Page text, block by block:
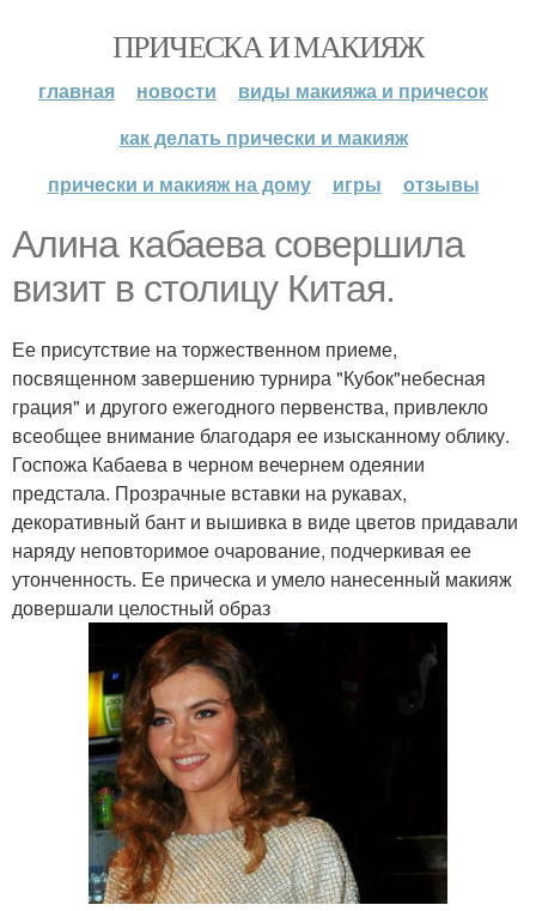
ПРИЧЕСКА И МАКИЯЖ
главная новости
виды макияжа и причесок
как делать прически и макияж
прически и макияж на дому
игры отзывы
Алина кабаева совершила
визит в столицу Китая.
Ее присутствие на торжественном приеме,
посвященном завершению турнира "Кубок"небесная
грация" и другого ежегодного первенства, привлекло
всеобщее внимание благодаря ее изысканному облику.
Госпожа Кабаева в черном вечернем одеянии
предстала. Прозрачные вставки на рукавах,
декоративный бант и вышивка в виде цветов придавали
наряду неповторимое очарование, подчеркивая ее
утонченность. Ее прическа и умело нанесенный макияж
довершали целостный образ